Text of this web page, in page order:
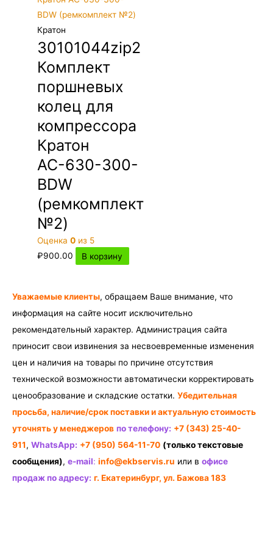
Кратон
30101044zip2
Комплект
поршневых
колец для
компрессора
Кратон
АС-630-300-
BDW
(ремкомплект
№2)
Оценка0 из 5
₽900.00 В корзину
Уважаемые клиенты, обращаем Ваше внимание, что
информация на сайте носит исключительно
рекомендательный характер. Администрация сайта
приносит свои извинения за несвоевременные изменения
цен и наличия на товары по причине отсутствия
технической возможности автоматически корректировать
ценообразование и складские остатки. Убедительная
просьба, наличие/срок поставки и актуальную стоимость
уточнять у менеджеров по телефону: +7 (343) 25-40-
911, WhatsApp: +7 (950) 564-11-70 (только текстовые
сообщения), e-mail: info@ekbservis.ru или в офисе
продаж по адресу: г. Екатеринбург, ул. Бажова 183